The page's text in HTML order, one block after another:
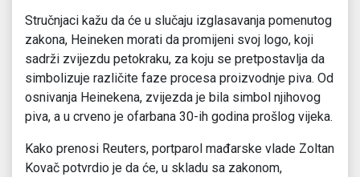
Stručnjaci kažu da će u slučaju izglasavanja pomenutog
zakona, Heineken morati da promijeni svoj logo, koji
sadrži zvijezdu petokraku, za koju se pretpostavlja da
simbolizuje različite faze procesa proizvodnje piva. Od
osnivanja Heinekena, zvijezda je bila simbol njihovog
piva, a u crveno je ofarbana 30-ih godina prošlog vijeka.
Kako prenosi Reuters, portparol mađarske vlade Zoltan
Kovač potvrdio je da će, u skladu sa zakonom,